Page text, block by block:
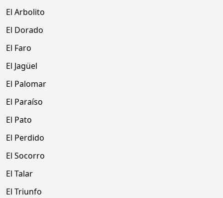
El Arbolito
El Dorado
El Faro
El Jagüel
El Palomar
El Paraíso
El Pato
El Perdido
El Socorro
El Talar
El Triunfo